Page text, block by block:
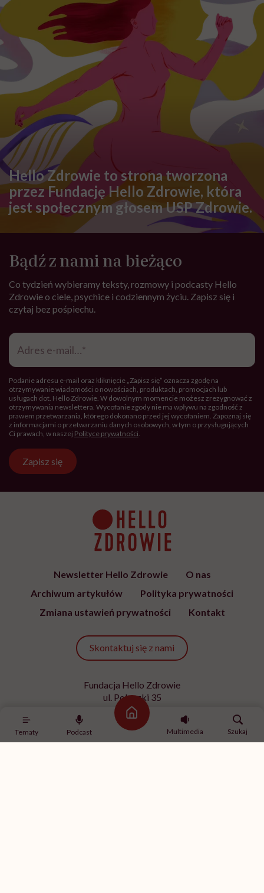
Tematy Podcast
Strona główna
Multimedia
Szukaj
Hello Zdrowie to strona tworzona
przez Fundację Hello Zdrowie, która
jest społecznym głosem USP Zdrowie.
Bądź z nami na bieżąco
Co tydzień wybieramy teksty, rozmowy i podcasty Hello
Zdrowie o ciele, psychice i codziennym życiu. Zapisz się i
czytaj bez pośpiechu.
Adres
mail*
Podanie adresu e-mail oraz kliknięcie „Zapisz się” oznacza zgodę na
otrzymywanie wiadomości o nowościach, produktach, promocjach lub
usługach dot. Hello Zdrowie. W dowolnym momencie możesz zrezygnować z
otrzymywania newslettera. Wycofanie zgody nie ma wpływu na zgodność z
prawem przetwarzania, którego dokonano przed jej wycofaniem. Zapoznaj się
z informacjami o przetwarzaniu danych osobowych, w tym o przysługujących
Ci prawach, w naszej Polityce prywatności.
Zapisz się
Newsletter Hello Zdrowie
O nas
Archiwum artykułów
Polityka prywatności
Zmiana ustawień prywatności
Kontakt
Skontaktuj się z nami
Fundacja Hello Zdrowie
ul. Poleczki 35
02-822 Warszawa
NIP 9512613236
Kontakt z redakcją